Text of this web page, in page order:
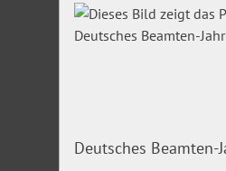
Deutsches Beamten-